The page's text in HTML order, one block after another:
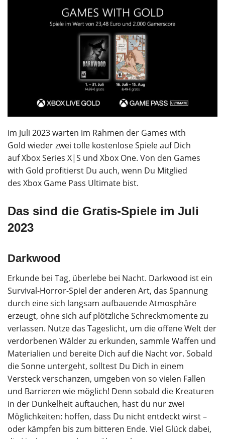
im Juli 2023 warten im Rahmen der Games with
Gold wieder zwei tolle kostenlose Spiele auf Dich
auf Xbox Series X|S und Xbox One. Von den Games
with Gold profitierst Du auch, wenn Du Mitglied
des Xbox Game Pass Ultimate bist.
Das sind die Gratis-Spiele im Juli
2023
Darkwood
Erkunde bei Tag, überlebe bei Nacht. Darkwood ist ein
Survival-Horror-Spiel der anderen Art, das Spannung
durch eine sich langsam aufbauende Atmosphäre
erzeugt, ohne sich auf plötzliche Schreckmomente zu
verlassen. Nutze das Tageslicht, um die offene Welt der
verdorbenen Wälder zu erkunden, sammle Waffen und
Materialien und bereite Dich auf die Nacht vor. Sobald
die Sonne untergeht, solltest Du Dich in einem
Versteck verschanzen, umgeben von so vielen Fallen
und Barrieren wie möglich! Denn sobald die Kreaturen
in der Dunkelheit auftauchen, hast du nur zwei
Möglichkeiten: hoffen, dass Du nicht entdeckt wirst –
oder kämpfen bis zum bitteren Ende. Viel Glück dabei,